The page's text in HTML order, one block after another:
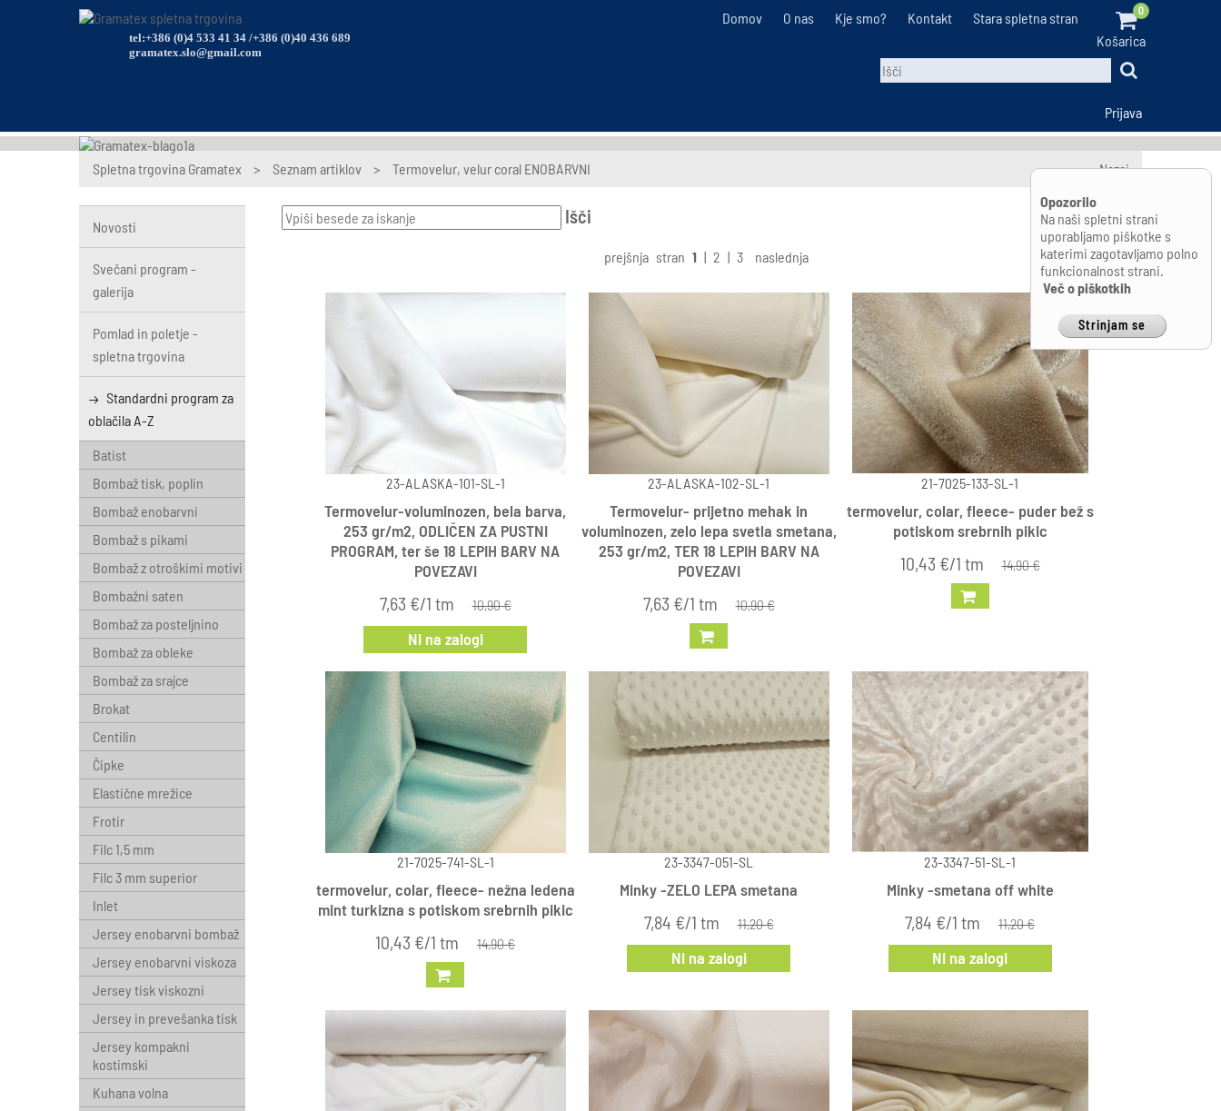
Opozorilo
Na naši spletni strani
uporabljamo piškotke s
katerimi zagotavljamo polno
funkcionalnost strani.
Več o piškotkih
Strinjam se
tel:+386 (0)4 533 41 34 /+386 (0)40 436 689
gramatex.slo@gmail.com
Košarica
0
Domov O nas Kje smo? Kontakt Stara spletna stran
Prijava
Spletna trgovina Gramatex > Seznam artiklov > Termovelur, velur coral ENOBARVNI Nazaj
Novosti
Svečani program -
galerija
Pomlad in poletje -
spletna trgovina
Standardni program za
oblačila A-Z
Batist
Bombaž tisk, poplin
Bombaž enobarvni
Bombaž s pikami
Bombaž z otroškimi motivi
Bombažni saten
Bombaž za posteljnino
Bombaž za obleke
Bombaž za srajce
Brokat
Centilin
Čipke
Elastične mrežice
Frotir
Filc 1,5 mm
Filc 3 mm superior
Inlet
Jersey enobarvni bombaž
Jersey enobarvni viskoza
Jersey tisk viskozni
Jersey in prevešanka tisk
Jersey kompakni
kostimski
Kuhana volna
Išči
prejšnja stran 1 | 2 | 3 naslednja
23-ALASKA-101-SL-1
Termovelur-voluminozen, bela barva,
253 gr/m2, ODLIČEN ZA PUSTNI
PROGRAM, ter še 18 LEPIH BARV NA
POVEZAVI
7,63 €/1 tm 10,90 €
Ni na zalogi
23-ALASKA-102-SL-1
Termovelur- prijetno mehak in
voluminozen, zelo lepa svetla smetana,
253 gr/m2, TER 18 LEPIH BARV NA
POVEZAVI
7,63 €/1 tm 10,90 €
21-7025-133-SL-1
termovelur, colar, fleece- puder bež s
potiskom srebrnih pikic
10,43 €/1 tm 14,90 €
21-7025-741-SL-1
termovelur, colar, fleece- nežna ledena
mint turkizna s potiskom srebrnih pikic
10,43 €/1 tm 14,90 €
23-3347-051-SL
Minky -ZELO LEPA smetana
7,84 €/1 tm 11,20 €
Ni na zalogi
23-3347-51-SL-1
Minky -smetana off white
7,84 €/1 tm 11,20 €
Ni na zalogi